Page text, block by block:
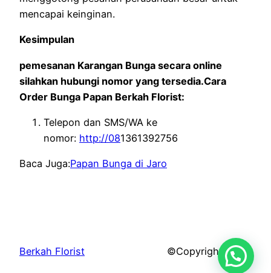
mencapai keinginan.
Kesimpulan
pemesanan Karangan Bunga secara online
silahkan hubungi nomor yang tersedia.Cara
Order Bunga Papan Berkah Florist:
Telepon dan SMS/WA ke
nomor: http://081361392756
Baca Juga:Papan Bunga di Jaro
Berkah Florist ©Copyright 2026.